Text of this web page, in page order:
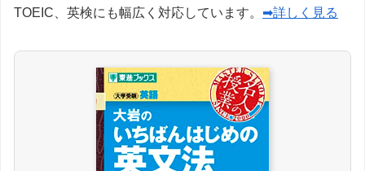
TOEIC、英検にも幅広く対応しています。 ➡詳しく見る